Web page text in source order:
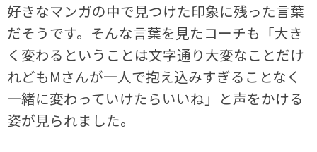
好きなマンガの中で見つけた印象に残った言葉
だそうです。そんな言葉を見たコーチも「大き
く変わるということは文字通り大変なことだけ
れどもMさんが一人で抱え込みすぎることなく
一緒に変わっていけたらいいね」と声をかける
姿が見られました。